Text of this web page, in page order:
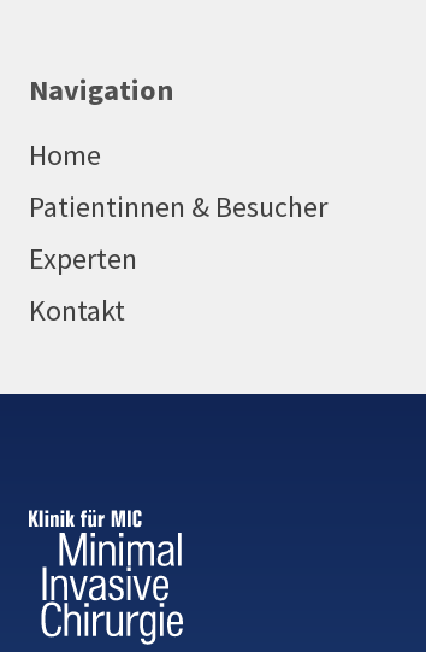
Navigation
Home
Patientinnen & Besucher
Experten
Kontakt